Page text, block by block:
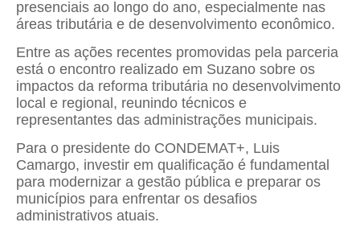
presenciais ao longo do ano, especialmente nas
áreas tributária e de desenvolvimento econômico.
Entre as ações recentes promovidas pela parceria
está o encontro realizado em Suzano sobre os
impactos da reforma tributária no desenvolvimento
local e regional, reunindo técnicos e
representantes das administrações municipais.
Para o presidente do CONDEMAT+, Luis
Camargo, investir em qualificação é fundamental
para modernizar a gestão pública e preparar os
municípios para enfrentar os desafios
administrativos atuais.